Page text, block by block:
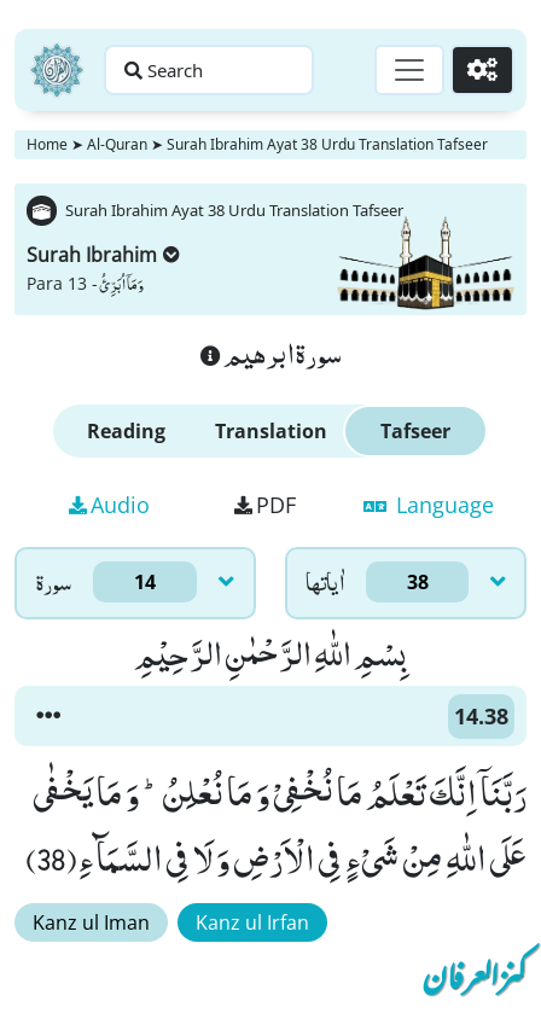
Search Go
Home ➤ Al-Quran ➤ Surah Ibrahim Ayat 38 Urdu Translation Tafseer
Surah Ibrahim Ayat 38 Urdu Translation Tafseer
Surah Ibrahim
Para 13 -وَ مَاۤ اُبَرِّئُ
سورة ابرهيم
Reading Translation Tafseer
Audio PDF Language
سورۃ 14 اٰياتها 38
بِسْمِ اللّٰهِ الرَّحْمٰنِ الرَّحِیْمِ
14.38
رَبَّنَاۤ اِنَّكَ تَعْلَمُ مَا نُخْفِیْ وَ مَا نُعْلِنُؕ- وَ مَا یَخْفٰى
عَلَى اللّٰهِ مِنْ شَیْءٍ فِی الْاَرْضِ وَ لَا فِی السَّمَآءِ(38)
Kanz ul Iman Kanz ul Irfan
کنزالعرفان